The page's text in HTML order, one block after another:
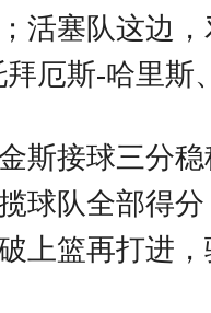
活塞队这边
厄斯-哈里斯
斯接球三分
球队全部得
上篮再打进